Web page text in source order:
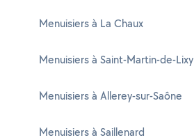
Menuisiers à La Chaux
Menuisiers à Saint-Martin-de-Lixy
Menuisiers à Allerey-sur-Saône
Menuisiers à Saillenard